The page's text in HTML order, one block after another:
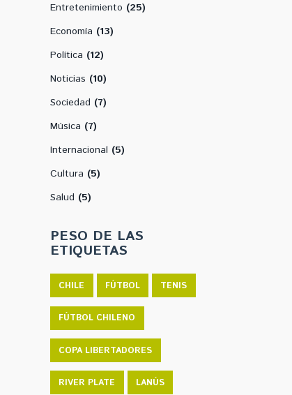
Entretenimiento (25)
Economía (13)
Política (12)
Noticias (10)
Sociedad (7)
Música (7)
Internacional (5)
Cultura (5)
Salud (5)
PESO DE LAS
ETIQUETAS
CHILE FÚTBOL TENIS
FÚTBOL CHILENO
COPA LIBERTADORES
RIVER PLATE LANÚS